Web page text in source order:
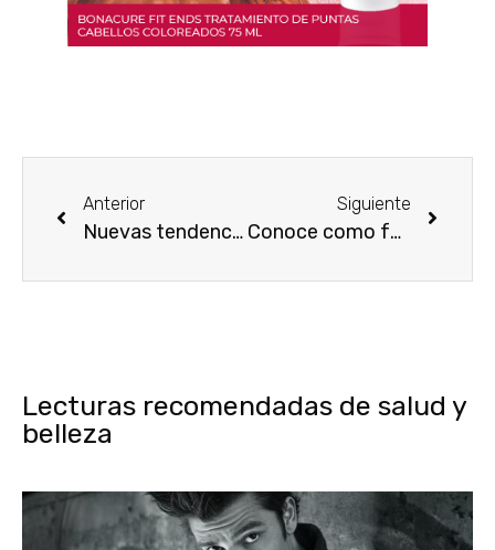
Anterior
Nuevas tendencias en fragancias 2019 los olores de la tierra
Siguiente
Conoce como funcionan los perfumes
Lecturas recomendadas de salud y
belleza